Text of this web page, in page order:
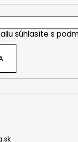
súhlasíte s